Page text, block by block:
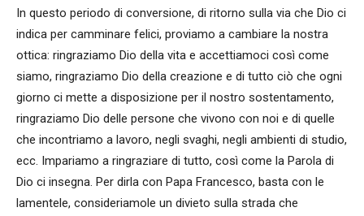
In questo periodo di conversione, di ritorno sulla via che Dio ci
indica per camminare felici, proviamo a cambiare la nostra
ottica: ringraziamo Dio della vita e accettiamoci così come
siamo, ringraziamo Dio della creazione e di tutto ciò che ogni
giorno ci mette a disposizione per il nostro sostentamento,
ringraziamo Dio delle persone che vivono con noi e di quelle
che incontriamo a lavoro, negli svaghi, negli ambienti di studio,
ecc. Impariamo a ringraziare di tutto, così come la Parola di
Dio ci insegna. Per dirla con Papa Francesco, basta con le
lamentele, consideriamole un divieto sulla strada che